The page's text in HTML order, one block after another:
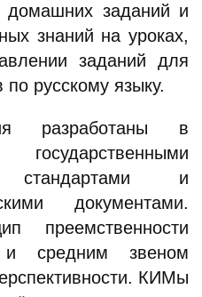
домашних заданий и
знаний на уроках,
заданий для
русскому языку.
разработаны в
стандартами и
документами.
преемственности
средним звеном
КИМы